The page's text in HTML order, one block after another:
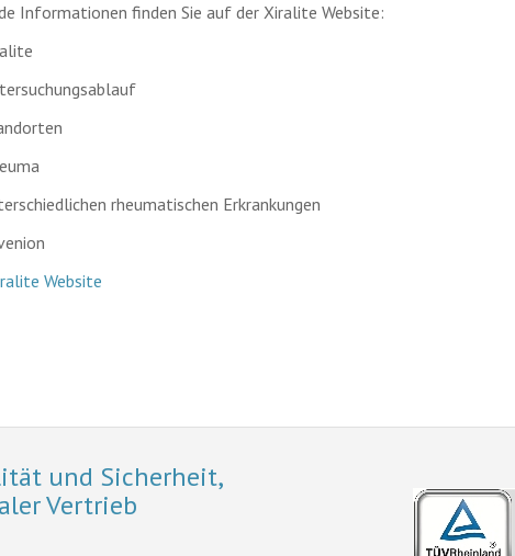
Informationen finden Sie auf der Xiralite Website:
rheumatischen Erkrankungen
Website
und Sicherheit,
Vertrieb